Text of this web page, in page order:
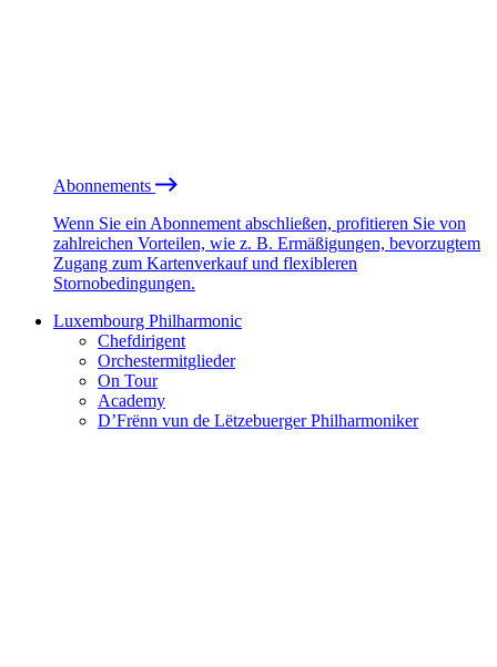
Abonnements
Wenn Sie ein Abonnement abschließen, profitieren Sie von
zahlreichen Vorteilen, wie z. B. Ermäßigungen, bevorzugtem
Zugang zum Kartenverkauf und flexibleren
Stornobedingungen.
Luxembourg Philharmonic
Chefdirigent
Orchestermitglieder
On Tour
Academy
D’Frënn vun de Lëtzebuerger Philharmoniker